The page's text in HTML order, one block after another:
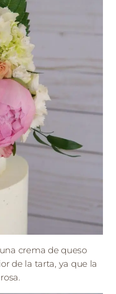
crema de queso
de la tarta, ya que la